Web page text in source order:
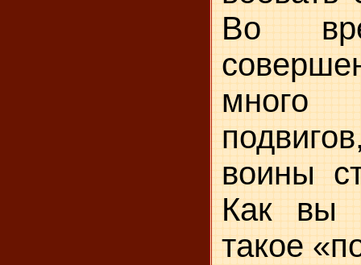
Во
много
воины
Как вы
такое